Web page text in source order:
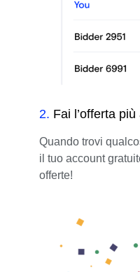
2. Fai l’offerta più
Quando trovi
il tuo account
offerte!